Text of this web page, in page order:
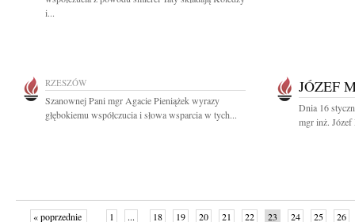
i...
RZESZÓW
Szanownej Pani mgr Agacie Pieniążek wyrazy
głębokiemu współczucia i słowa wsparcia w tych...
JÓZEF
Dnia 16
mgr inż.
« poprzednie 1 ... 18 19 20 21 22 23 24 25 26